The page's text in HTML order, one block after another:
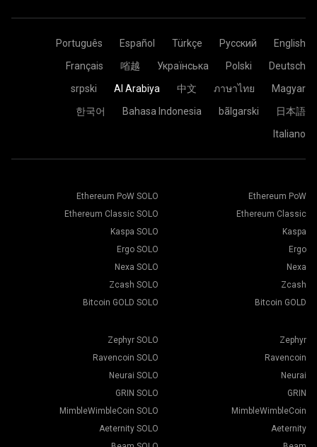
English
Русский
Türkçe
Español
Português
Deutsch
Polski
Українська
㗂越
Français
Magyar
ภาษาไทย
中文
Al Arabiya
srpski
日本語
bãlgarski
Bahasa Indonesia
한국어
Italiano
Ethereum PoW
Ethereum Classic
Kaspa
Ergo
Nexa
Zcash
Bitcoin GOLD
Ethereum PoW SOLO
Ethereum Classic SOLO
Kaspa SOLO
Ergo SOLO
Nexa SOLO
Zcash SOLO
Bitcoin GOLD SOLO
Zephyr
Ravencoin
Neurai
GRIN
MimbleWimbleCoin
Aeternity
Zephyr SOLO
Ravencoin SOLO
Neurai SOLO
GRIN SOLO
MimbleWimbleCoin SOLO
Aeternity SOLO